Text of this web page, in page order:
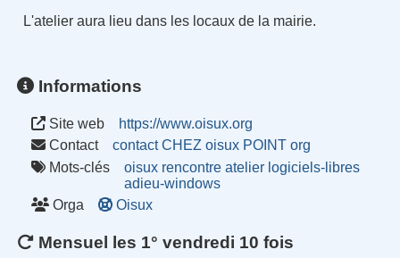
L'atelier aura lieu dans les locaux de la mairie.
Informations
Site web
https://www.oisux.org
Contact
contact CHEZ oisux POINT org
Mots-clés
oisux rencontre atelier logiciels-libres
adieu-windows
Orga
Oisux
Mensuel les 1° vendredi 10 fois